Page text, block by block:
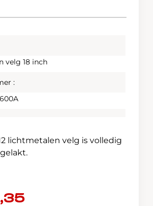
velg 18 inch
:
lichtmetalen velg is volledig